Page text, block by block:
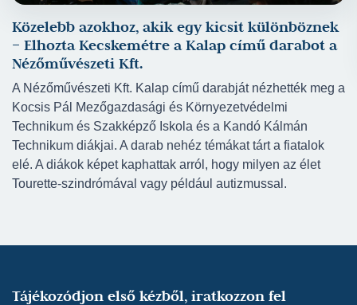
Ady/Petőfi (Nézőművészeti Kft)
Camille (Debreceni Csokonai Színház)
A kézmosás fontosságáról (Nézőművészeti Kft)
Don Quijote (Nézőművészeti Kft)
Soha senkinek (Nézőművészeti Kft)
Testvérest (Nézőművészeti Kft)
7 nap (Nézőművészeti Kft)
Éljen soká Regina! (Trafó)
Piszkosak (Nézőművészeti Kft)
A tavasz ébredése (Debreceni Csokonai
Kalevala (Debreceni Csokonai Színház)
Közelebb azokhoz, akik egy kicsit különböznek
– Elhozta Kecskemétre a Kalap című darabot a
Nézőművészeti Kft.
A Nézőművészeti Kft. Kalap című darabját nézhették meg a
Kocsis Pál Mezőgazdasági és Környezetvédelmi
Technikum és Szakképző Iskola és a Kandó Kálmán
Technikum diákjai. A darab nehéz témákat tárt a fiatalok
elé. A diákok képet kaphattak arról, hogy milyen az élet
Tourette-szindrómával vagy például autizmussal.
Tájékozódjon első kézből, iratkozzon fel